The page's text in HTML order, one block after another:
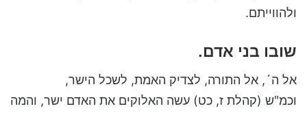
ולהווייתם.
שובו בני אדם.
אל ה´, אל התורה, לצדיק האמת, לשכל הישר,
וכמ"ש (קהלת ז, כט) עשה האלוקים את האדם ישר, והמה